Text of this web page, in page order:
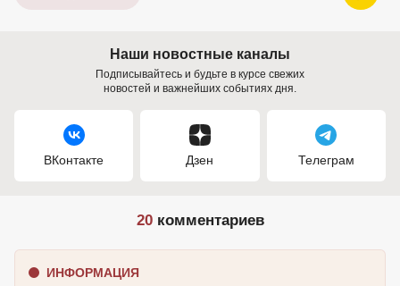
Наши новостные каналы
Подписывайтесь и будьте в курсе свежих
новостей и важнейших событиях дня.
ВКонтакте Дзен Телеграм
20комментариев
ИНФОРМАЦИЯ